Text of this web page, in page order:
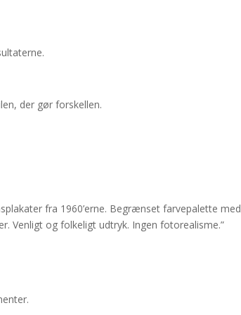
der gør forskellen.
fra 1960’erne. Begrænset farvepalette med
Venligt og folkeligt udtryk. Ingen fotorealisme.”